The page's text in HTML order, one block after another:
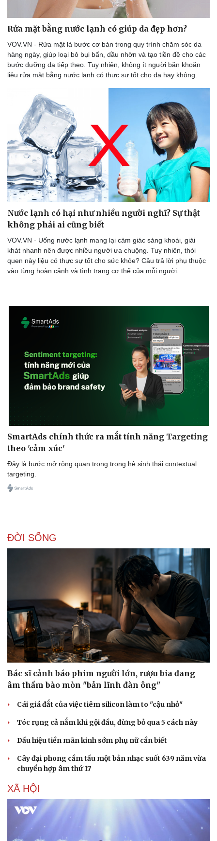
Doanh nghiệp
Thông tin doanh nghiệp
Doanh nghiệp 24h
Doanh nhân
Công nghệ
Sành điệu
Tin Công nghệ
Trải nghiệm
Chuyển đổi số
Sức khỏe
Dinh dưỡng - món ngon
Sản phụ khoa
Nhi khoa
Làm đẹp - giảm cân
Phòng mạch online
Ăn sạch sống khỏe
Đời sống
Nhà đẹp
Tình yêu - Gia đình
Rửa mặt bằng nước lạnh có giúp da đẹp hơn?
VOV.VN - Rửa mặt là bước cơ bản trong quy trình chăm sóc da
hàng ngày, giúp loại bỏ bụi bẩn, dầu nhờn và tạo tiền đề cho các
bước dưỡng da tiếp theo. Tuy nhiên, không ít người băn khoăn
liệu rửa mặt bằng nước lạnh có thực sự tốt cho da hay không.
Nước lạnh có hại như nhiều người nghĩ? Sự thật
không phải ai cũng biết
VOV.VN - Uống nước lạnh mang lại cảm giác sảng khoái, giải
khát nhanh nên được nhiều người ưa chuộng. Tuy nhiên, thói
quen này liệu có thực sự tốt cho sức khỏe? Câu trả lời phụ thuộc
vào từng hoàn cảnh và tình trạng cơ thể của mỗi người.
SmartAds chính thức ra mắt tính năng Targeting
theo 'cảm xúc'
Đây là bước mở rộng quan trọng trong hệ sinh thái contextual
targeting.
ĐỜI SỐNG
Bác sĩ cảnh báo phim người lớn, rượu bia đang
âm thầm bào mòn "bản lĩnh đàn ông"
Cái giá đắt của việc tiêm silicon làm to "cậu nhỏ"
Tóc rụng cả nắm khi gội đầu, đừng bỏ qua 5 cách này
Dấu hiệu tiền mãn kinh sớm phụ nữ cần biết
Cây đại phong cầm tấu một bản nhạc suốt 639 năm vừa
chuyển hợp âm thứ 17
XÃ HỘI